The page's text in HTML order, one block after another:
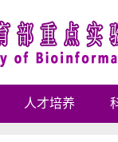
人才培养